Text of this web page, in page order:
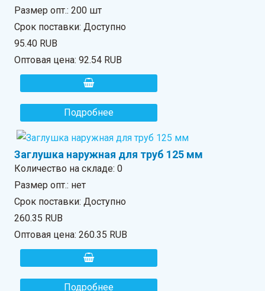
Размер опт.: 200 шт
Срок поставки: Доступно
95.40 RUB
Оптовая цена:92.54 RUB
Подробнее
Заглушка наружная для труб 125 мм
Количество на складе:0
Размер опт.: нет
Срок поставки: Доступно
260.35 RUB
Оптовая цена:260.35 RUB
Подробнее